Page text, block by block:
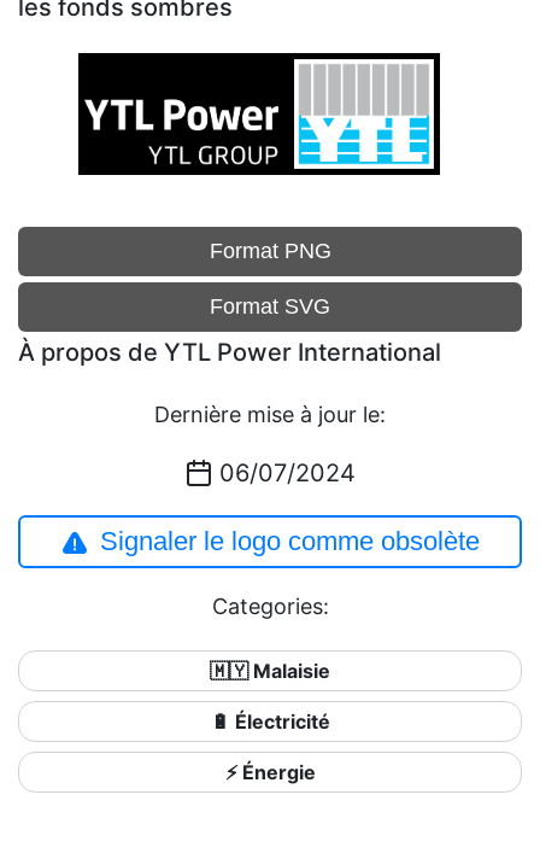
les fonds sombres
Format PNG
Format SVG
À propos de YTL Power International
Dernière mise à jour le:
06/07/2024
Signaler le logo comme obsolète
Categories:
🇲🇾 Malaisie
🔋 Électricité
⚡ Énergie